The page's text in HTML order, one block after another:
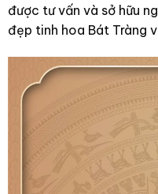
được tư vấn và sở hữu
đẹp tinh hoa Bát Tràng